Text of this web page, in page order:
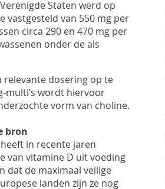
Staten werd op
vastgesteld van 550 mg per
circa 290 en 470 mg per
onder de als
relevante dosering op te
multi’s wordt hiervoor
vorm van choline.
bron
in recente jaren
van vitamine D uit voeding
dat de maximaal veilige
landen zijn ze nog